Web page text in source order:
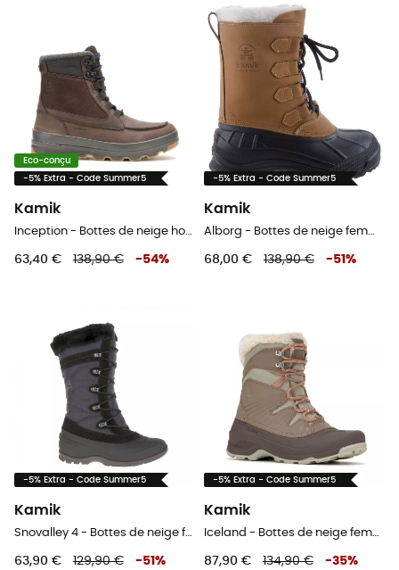
Eco-conçu
-5% Extra - Code Summer5
Kamik
63,40 € 138,90 € -54%
-5% Extra - Code Summer5
Kamik
68,00 € 138,90 € -51 %
-5% Extra - Code Summer5
Kamik
63,90 € 129,90 € -51 %
-5% Extra - Code Summer5
Kamik
87,90 € 134,90 € -35%